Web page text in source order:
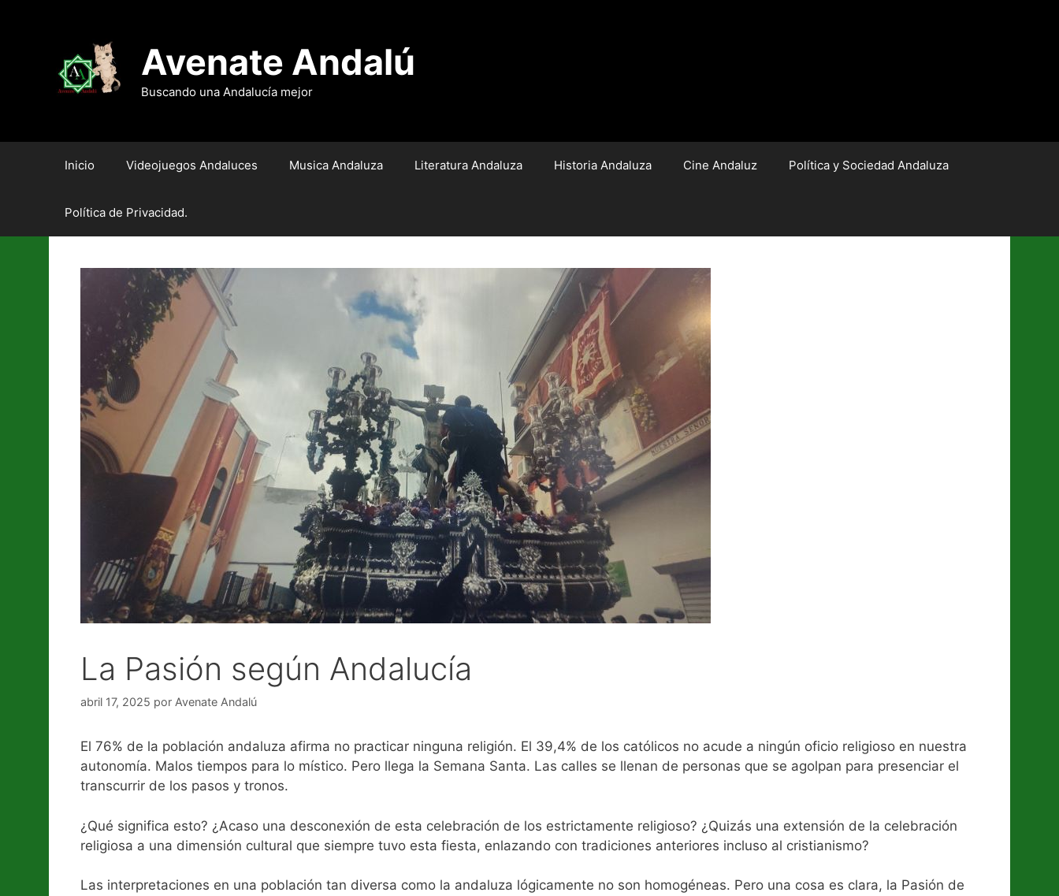
Avenate Andalú
Buscando una Andalucía mejor
Inicio Videojuegos Andaluces Musica Andaluza Literatura Andaluza Historia Andaluza Cine Andaluz Política y Sociedad Andaluza
Política de Privacidad.
La Pasión según Andalucía
abril 17, 2025 por Avenate Andalú
El 76% de la población andaluza afirma no practicar ninguna religión. El 39,4% de los católicos no acude a ningún oficio religioso en nuestra
autonomía. Malos tiempos para lo místico. Pero llega la Semana Santa. Las calles se llenan de personas que se agolpan para presenciar el
transcurrir de los pasos y tronos.
¿Qué significa esto? ¿Acaso una desconexión de esta celebración de los estrictamente religioso? ¿Quizás una extensión de la celebración
religiosa a una dimensión cultural que siempre tuvo esta fiesta, enlazando con tradiciones anteriores incluso al cristianismo?
Las interpretaciones en una población tan diversa como la andaluza lógicamente no son homogéneas. Pero una cosa es clara, la Pasión de